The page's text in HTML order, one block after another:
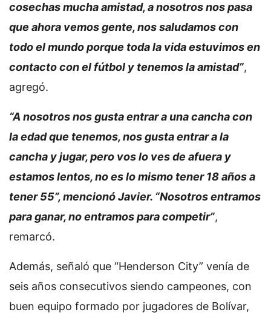
cosechas mucha amistad, a nosotros nos pasa
que ahora vemos gente, nos saludamos con
todo el mundo porque toda la vida estuvimos en
contacto con el fútbol y tenemos la amistad”,
agregó.
“A nosotros nos gusta entrar a una cancha con
la edad que tenemos, nos gusta entrar a la
cancha y jugar, pero vos lo ves de afuera y
estamos lentos, no es lo mismo tener 18 años a
tener 55”, mencionó Javier. “Nosotros entramos
para ganar, no entramos para competir”,
remarcó.
Además, señaló que “Henderson City” venía de
seis años consecutivos siendo campeones, con
buen equipo formado por jugadores de Bolívar,